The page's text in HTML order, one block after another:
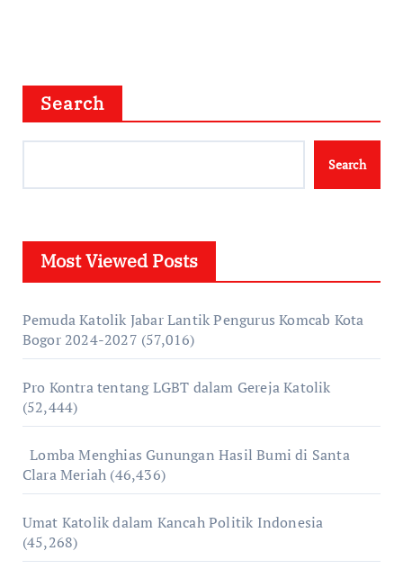
Search
Search
Most Viewed Posts
Pemuda Katolik Jabar Lantik Pengurus Komcab Kota
Bogor 2024-2027 (57,016)
Pro Kontra tentang LGBT dalam Gereja Katolik
(52,444)
Lomba Menghias Gunungan Hasil Bumi di Santa
Clara Meriah (46,436)
Umat Katolik dalam Kancah Politik Indonesia
(45,268)